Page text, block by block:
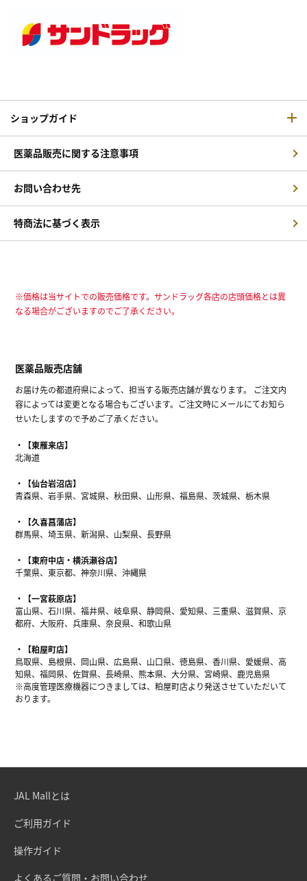
ショップガイド
医薬品販売に関する注意事項
お問い合わせ先
特商法に基づく表示
※価格は当サイトでの販売価格です。サンドラッグ各店の店頭価格とは異
なる場合がございますのでご了承ください。
医薬品販売店舗
お届け先の都道府県によって、担当する販売店舗が異なります。 ご注文内
容によっては変更となる場合もございます。ご注文時にメールにてお知ら
せいたしますので予めご了承ください。
【東雁来店】
北海道
【仙台岩沼店】
青森県、岩手県、宮城県、秋田県、山形県、福島県、茨城県、栃木県
【久喜菖蒲店】
群馬県、埼玉県、新潟県、山梨県、長野県
【東府中店・横浜瀬谷店】
千葉県、東京都、神奈川県、沖縄県
【一宮萩原店】
富山県、石川県、福井県、岐阜県、静岡県、愛知県、三重県、滋賀県、京
都府、大阪府、兵庫県、奈良県、和歌山県
【粕屋町店】
鳥取県、島根県、岡山県、広島県、山口県、徳島県、香川県、愛媛県、高
知県、福岡県、佐賀県、長崎県、熊本県、大分県、宮崎県、鹿児島県
※高度管理医療機器につきましては、粕屋町店より発送させていただいて
おります。
JAL Mallとは
ご利用ガイド
操作ガイド
よくあるご質問・お問い合わせ